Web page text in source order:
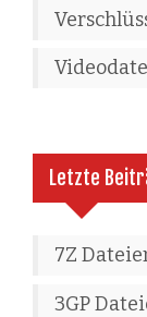
Letzte
7Z
3GP